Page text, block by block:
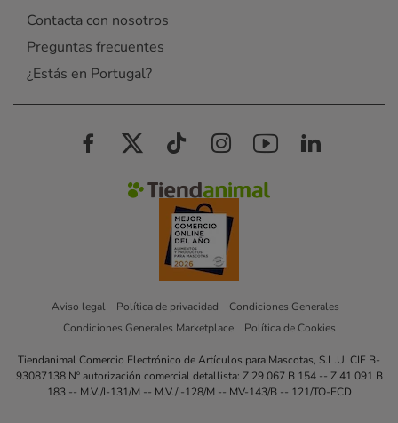
Contacta con nosotros
Preguntas frecuentes
¿Estás en Portugal?
Aviso legal Política de privacidad
Condiciones Generales
Condiciones Generales Marketplace
Política de Cookies
Tiendanimal Comercio Electrónico de Artículos para Mascotas, S.L.U. CIF B-
93087138 Nº autorización comercial detallista: Z 29 067 B 154 -- Z 41 091 B
183 -- M.V./I-131/M -- M.V./I-128/M -- MV-143/B -- 121/TO-ECD